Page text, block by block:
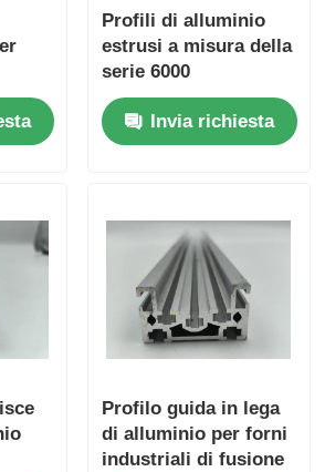
di alluminio
a battente
continue
lucido
di rivestimento del legno
per dissipatori di calore in
Profili di alluminio
estrusi a misura della
serie 6000
Invia richiesta
Profilo guida in lega
di alluminio per forni
industriali di fusione